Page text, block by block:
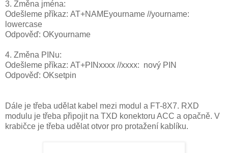
3. Změna jména:
Odešleme příkaz: AT+NAMEyourname //yourname:
lowercase
Odpověď: OKyourname
4. Změna PINu:
Odešleme příkaz: AT+PINxxxx //xxxx: nový PIN
Odpověď: OKsetpin
Dále je třeba udělat kabel mezi modul a FT-8X7. RXD
modulu je třeba připojit na TXD konektoru ACC a opačně. V
krabičce je třeba udělat otvor pro protažení kablíku.